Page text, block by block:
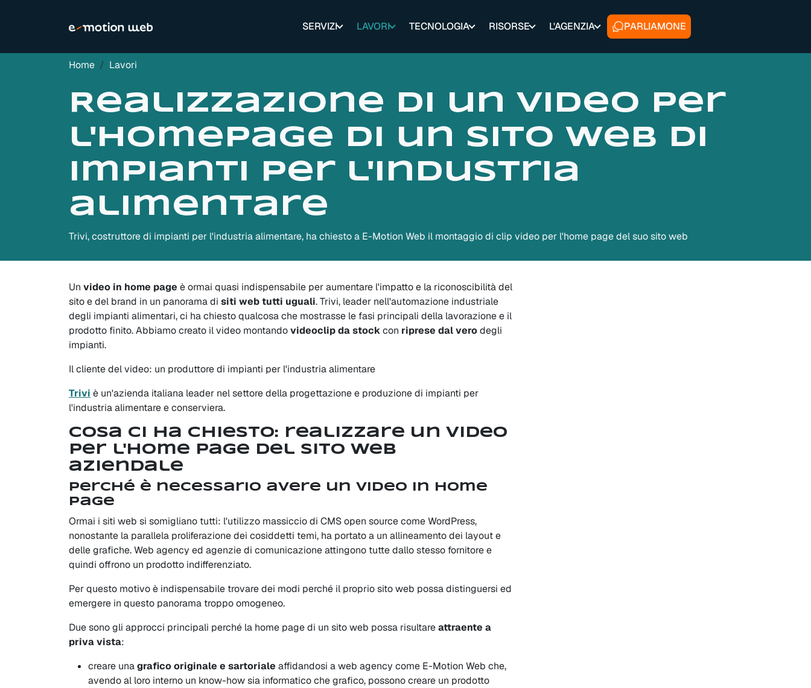
SERVIZI LAVORI TECNOLOGIA RISORSE L'AGENZIA PARLIAMONE
Home Lavori
Realizzazione di un video per
l'homepage di un sito web di
impianti per l'industria
alimentare
Trivi, costruttore di impianti per l'industria alimentare, ha chiesto a E-Motion Web il montaggio di clip video per l'home page del suo sito web
Un video in home page è ormai quasi indispensabile per aumentare l'impatto e la riconoscibilità del
sito e del brand in un panorama di siti web tutti uguali. Trivi, leader nell'automazione industriale
degli impianti alimentari, ci ha chiesto qualcosa che mostrasse le fasi principali della lavorazione e il
prodotto finito. Abbiamo creato il video montandovideoclip da stockcon riprese dal verodegli
impianti.
Il cliente del video: un produttore di impianti per l'industria alimentare
Trivi è un'azienda italiana leader nel settore della progettazione e produzione di impianti per
l'industria alimentare e conserviera.
Cosa ci ha chiesto: realizzare un video
per l'home page del sito web
aziendale
Perché è necessario avere un video in home
page
Ormai i siti web si somigliano tutti: l'utilizzo massiccio di CMS open source come WordPress,
nonostante la parallela proliferazione dei cosiddetti temi, ha portato a un allineamento dei layout e
delle grafiche. Web agency ed agenzie di comunicazione attingono tutte dallo stesso fornitore e
quindi offrono un prodotto indifferenziato.
Per questo motivo è indispensabile trovare dei modi perché il proprio sito web possa distinguersi ed
emergere in questo panorama troppo omogeneo.
Due sono gli approcci principali perché la home page di un sito web possa risultareattraente a
priva vista:
creare unagrafico originale e sartoriale affidandosi a web agency come E-Motion Web che,
avendo al loro interno un know-how sia informatico che grafico, possono creare un prodotto